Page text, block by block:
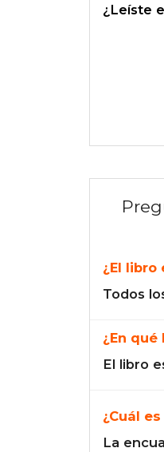
¿Leíste
¿El libro
Todos
¿En
El libro
¿Cuál
La